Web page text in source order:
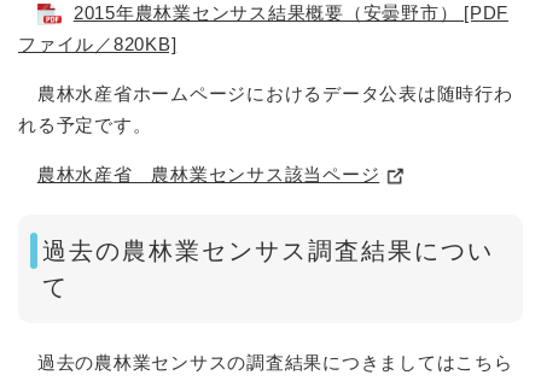
2015年農林業センサス結果概要（安曇野市） [PDF
ファイル／820KB]
農林水産省ホームページにおけるデータ公表は随時行わ
れる予定です。
農林水産省 農林業センサス該当ページ
過去の農林業センサス調査結果につい
て
過去の農林業センサスの調査結果につきましてはこちら